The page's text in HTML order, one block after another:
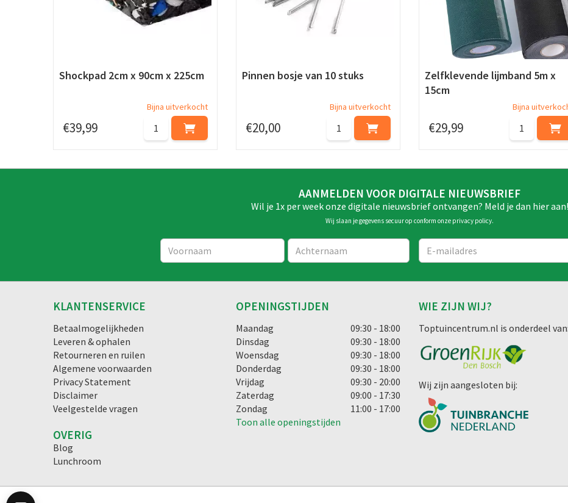
Shockpad 2cm x 90cm x 225cm
€39,99
Bijna uitverkocht
Pinnen bosje van 10 stuks
€20,00
Bijna uitverkocht
Zelfklevende lijmband 5m x
15cm
€29,99
Bijna
AANMELDEN VOOR DIGITALE NIEUWSBRIEF
Wil je 1x per week onze digitale nieuwsbrief ontvangen? Meld je dan hier aan!
Wij slaan je gegevens secuur op conform onze privacy policy.
KLANTENSERVICE
Betaalmogelijkheden
Leveren & ophalen
Retourneren en ruilen
Algemene voorwaarden
Privacy Statement
Disclaimer
Veelgestelde vragen
OVERIG
Blog
Lunchroom
OPENINGSTIJDEN
Maandag
09:30 - 18:00
Dinsdag
09:30 - 18:00
Woensdag
09:30 - 18:00
Donderdag
09:30 - 18:00
Vrijdag
09:30 - 20:00
Zaterdag
09:00 - 17:30
Zondag
11:00 - 17:00
Toon alle openingstijden
WIE ZIJN WIJ?
Toptuincentrum.nl is onderdeel van:
Wij zijn aangesloten bij: